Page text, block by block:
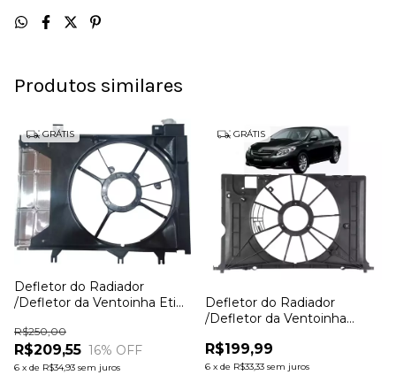
Produtos similares
GRÁTIS
Defletor do Radiador
/Defletor da Ventoinha Etios
automático)
R$209,55
R$250,00
16% OFF
6 x de R$34,93 sem juros
GRÁTIS
Defletor do Radiador
/Defletor da Ventoinha
R$199,99
6 x de R$33,33 sem juros